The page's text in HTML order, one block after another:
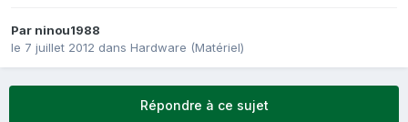
Par ninou1988
le 7 juillet 2012 dans Hardware (Matériel)
Répondre à ce sujet